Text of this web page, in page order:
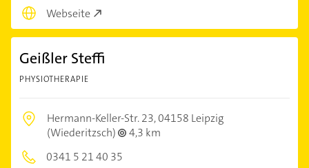
Webseite
Geißler Steffi
PHYSIOTHERAPIE
Hermann-Keller-Str. 23,04158 Leipzig
(Wiederitzsch)
4,3 km
0341 5 21 40 35